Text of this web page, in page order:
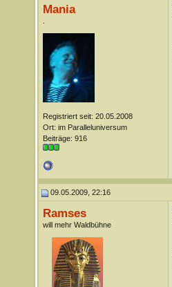
Mania
Registriert seit: 20.05.2008
Ort: im Paralleluniversum
Beiträge: 916
09.05.2009, 22:16
Ramses
will mehr Waldbühne